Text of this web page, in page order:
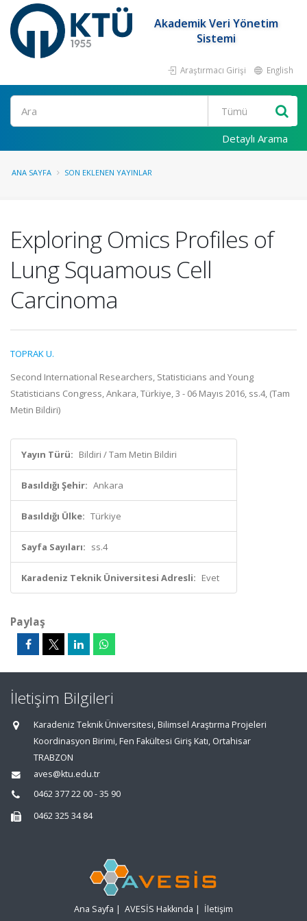
Akademik Veri Yönetim
Sistemi
Araştırmacı Girişi English
Ara
Detaylı Arama
ANA SAYFA SON EKLENEN YAYINLAR
Exploring Omics Profiles of
Lung Squamous Cell
Carcinoma
TOPRAK U.
Second International Researchers, Statisticians and Young
Statisticians Congress, Ankara, Türkiye, 3 - 06 Mayıs 2016, ss.4, (Tam
Metin Bildiri)
Yayın Türü: Bildiri / Tam Metin Bildiri
Basıldığı Şehir: Ankara
Basıldığı Ülke: Türkiye
Sayfa Sayıları: ss.4
Karadeniz Teknik Üniversitesi Adresli: Evet
Paylaş
İletişim Bilgileri
Karadeniz Teknik Üniversitesi, Bilimsel Araştırma Projeleri
Koordinasyon Birimi, Fen Fakültesi Giriş Katı, Ortahisar
TRABZON
aves@ktu.edu.tr
0462 377 22 00 - 35 90
0462 325 34 84
Ana Sayfa | AVESİS Hakkında | İletişim